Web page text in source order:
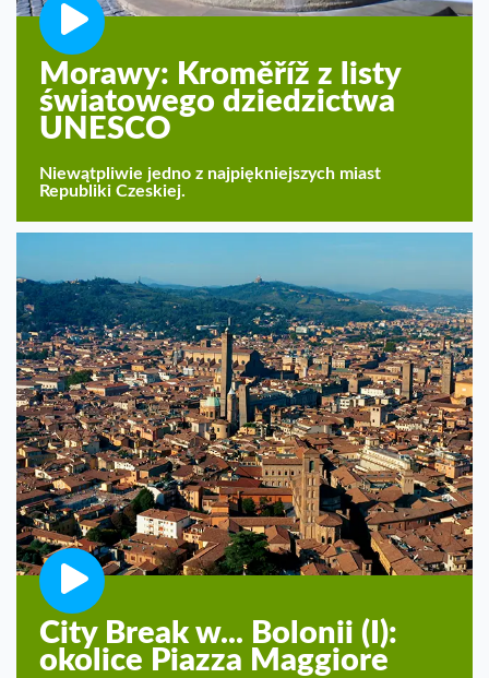
Morawy: Kroměříž z listy
światowego dziedzictwa
UNESCO
Niewątpliwie jedno z najpiękniejszych miast
Republiki Czeskiej.
City Break w... Bolonii (I):
okolice Piazza Maggiore